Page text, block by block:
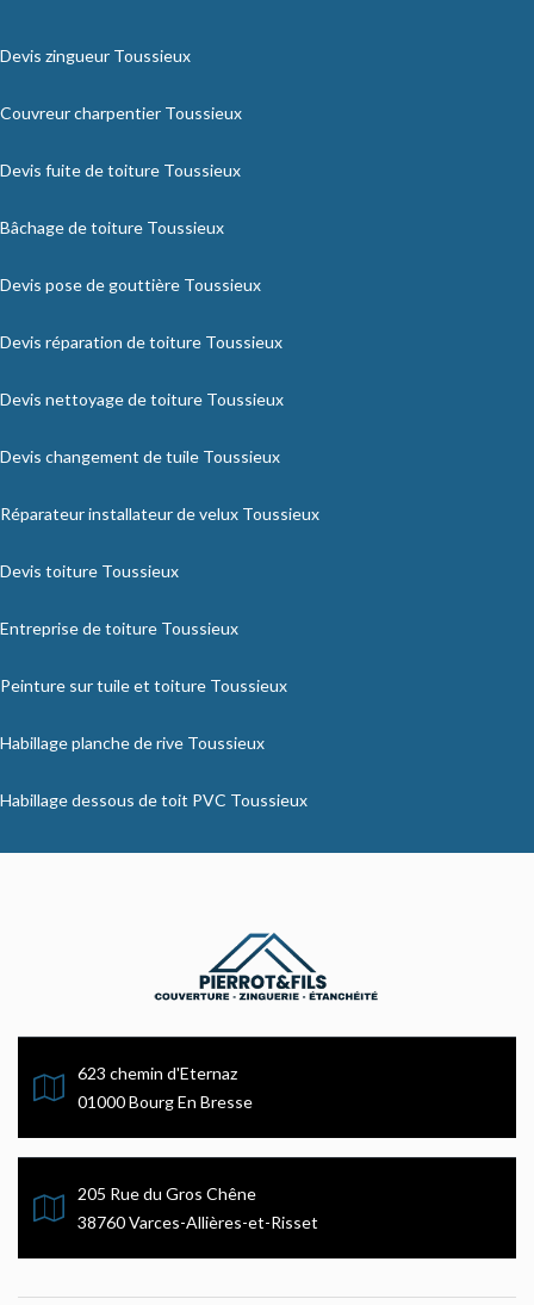
Devis zingueur Toussieux
Couvreur charpentier Toussieux
Devis fuite de toiture Toussieux
Bâchage de toiture Toussieux
Devis pose de gouttière Toussieux
Devis réparation de toiture Toussieux
Devis nettoyage de toiture Toussieux
Devis changement de tuile Toussieux
Réparateur installateur de velux Toussieux
Devis toiture Toussieux
Entreprise de toiture Toussieux
Peinture sur tuile et toiture Toussieux
Habillage planche de rive Toussieux
Habillage dessous de toit PVC Toussieux
623 chemin d'Eternaz
01000 Bourg En Bresse
205 Rue du Gros Chêne
38760 Varces-Allières-et-Risset